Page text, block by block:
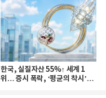
한국, 실질자산 55%↑ 세계 1
위… 증시 폭락, ‘평균의 착시’와